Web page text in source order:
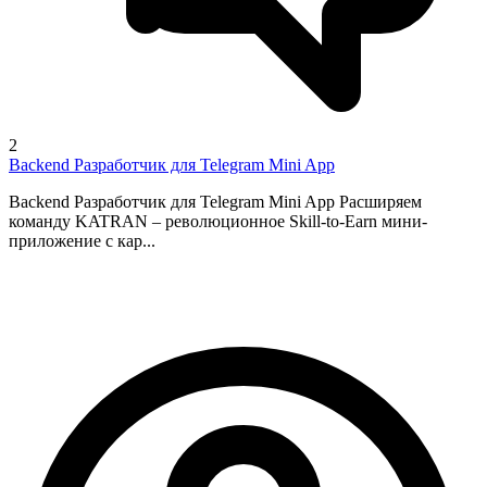
2
Backend Разработчик для Telegram Mini App
Backend Разработчик для Telegram Mini App Расширяем
команду KATRAN – революционное Skill-to-Earn мини-
приложение с кар...